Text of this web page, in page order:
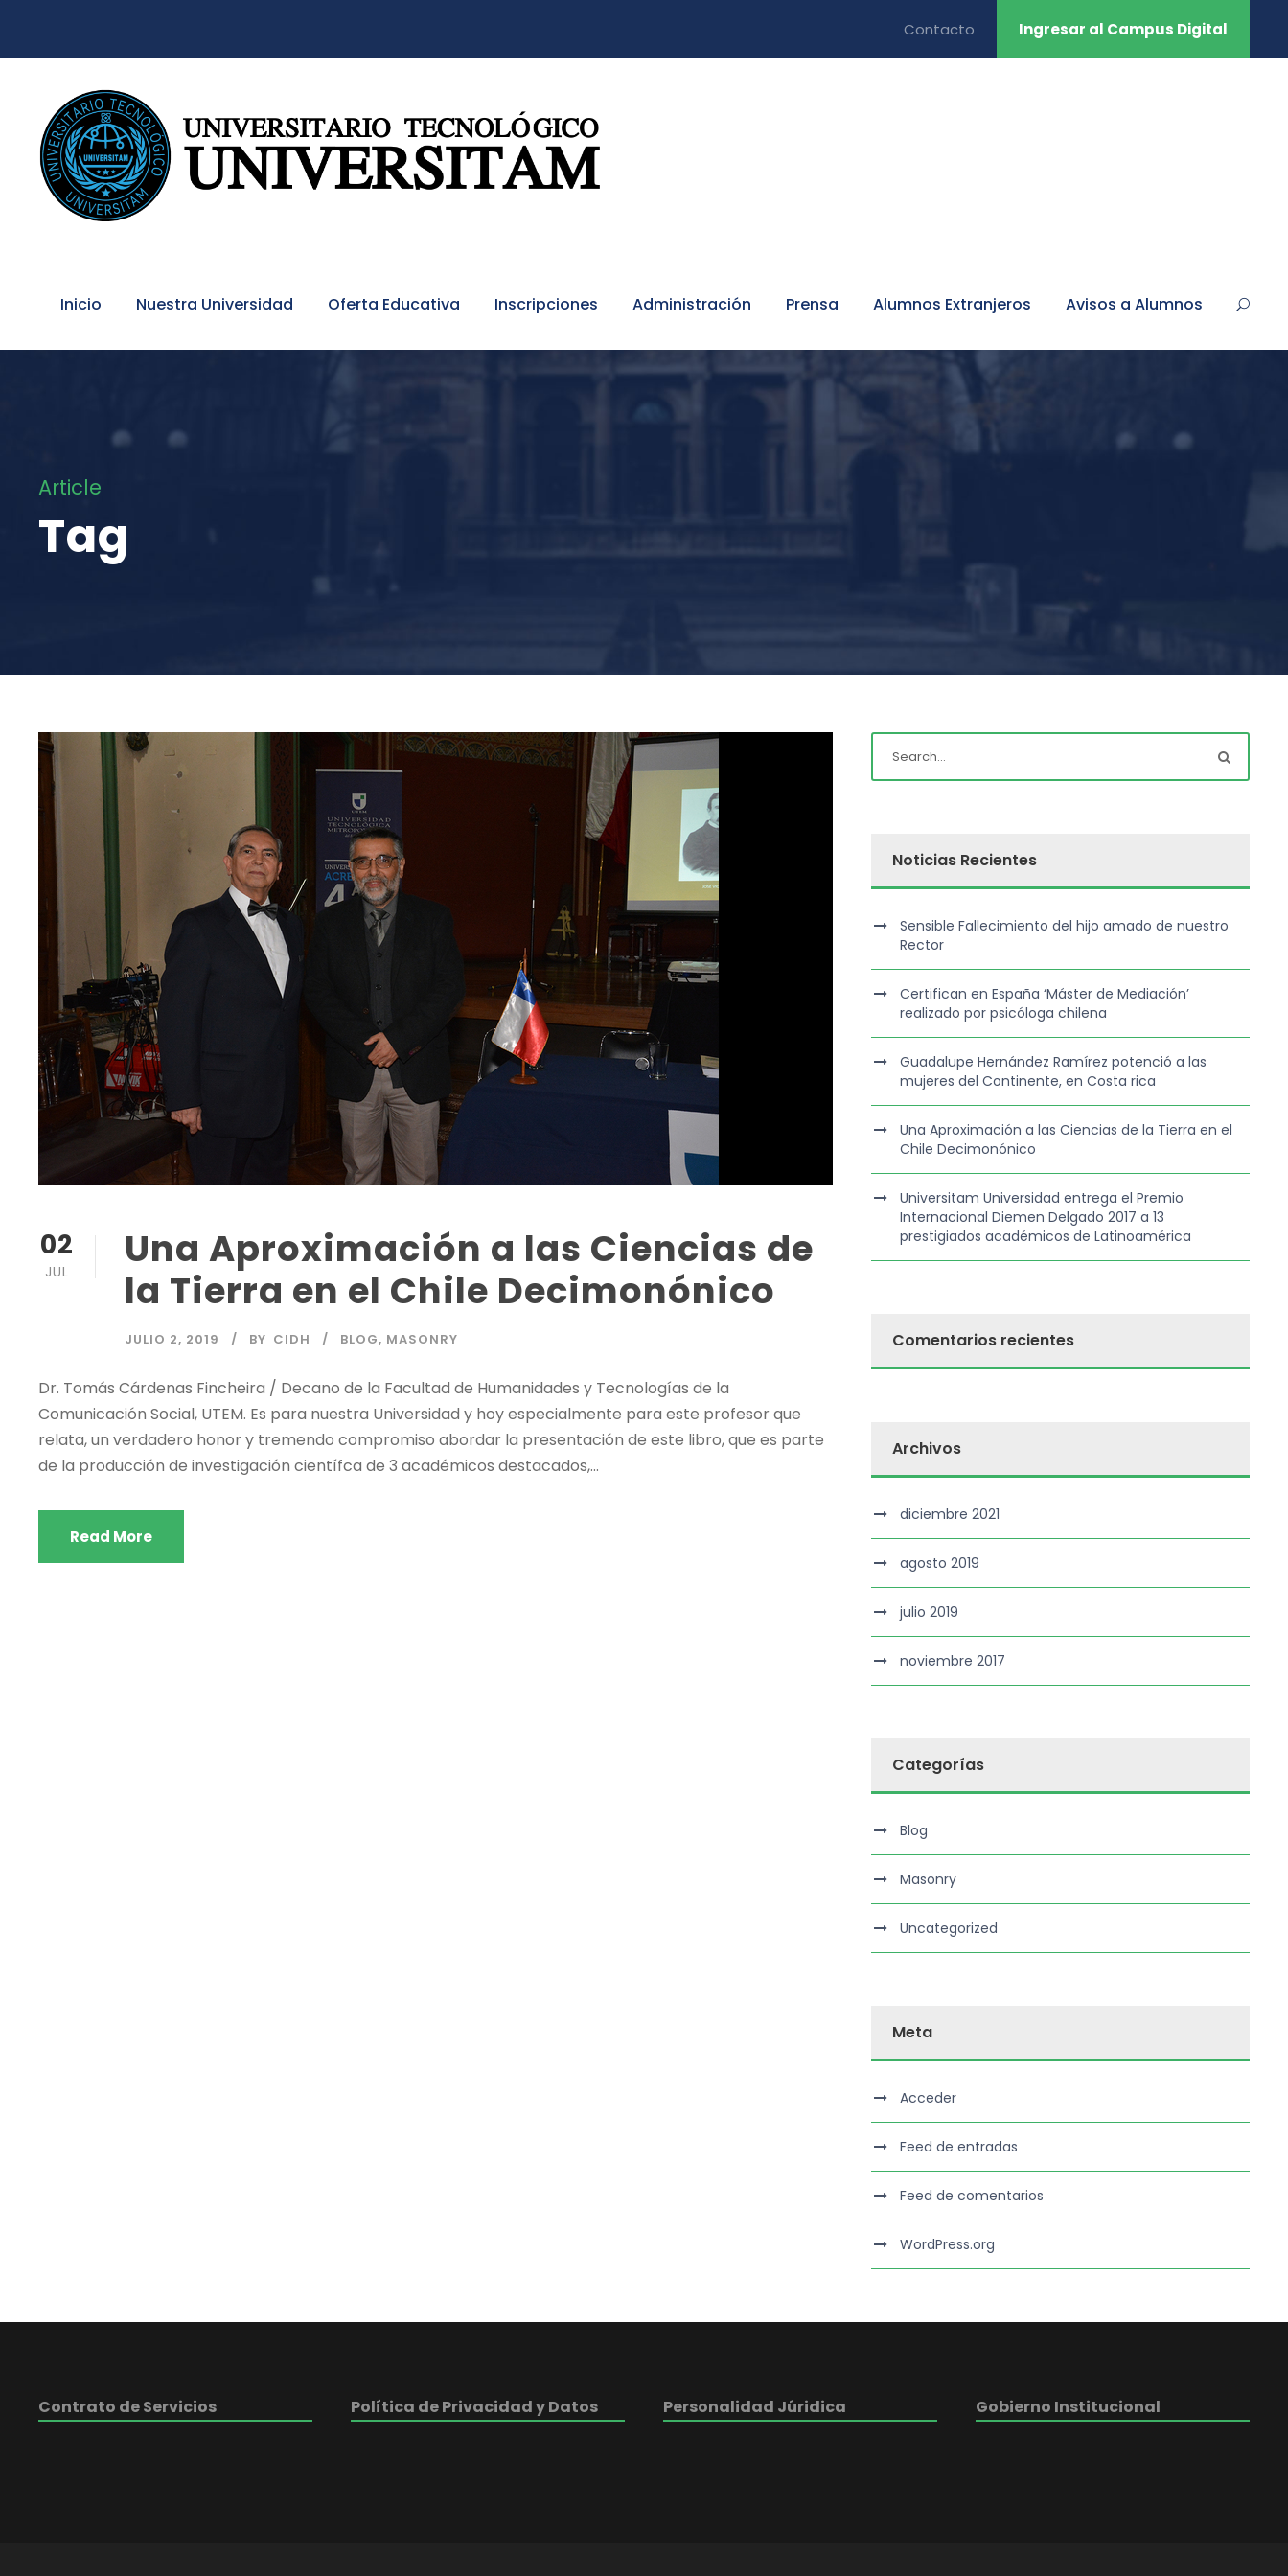
Contacto Ingresar al Campus Digital
Inicio Nuestra Universidad Oferta Educativa Inscripciones Administración Prensa Alumnos Extranjeros Avisos a Alumnos
Article
Tag
02
JUL
Una Aproximación a las Ciencias de
la Tierra en el Chile Decimonónico
JULIO 2, 2019 BY CIDH BLOG, MASONRY
Dr. Tomás Cárdenas Fincheira / Decano de la Facultad de Humanidades y Tecnologías de la
Comunicación Social, UTEM. Es para nuestra Universidad y hoy especialmente para este profesor que
relata, un verdadero honor y tremendo compromiso abordar la presentación de este libro, que es parte
de la producción de investigación científca de 3 académicos destacados,...
Read More
Noticias Recientes
Sensible Fallecimiento del hijo amado de nuestro
Rector
Certifican en España ‘Máster de Mediación’
realizado por psicóloga chilena
Guadalupe Hernández Ramírez potenció a las
mujeres del Continente, en Costa rica
Una Aproximación a las Ciencias de la Tierra en el
Chile Decimonónico
Universitam Universidad entrega el Premio
Internacional Diemen Delgado 2017 a 13
prestigiados académicos de Latinoamérica
Comentarios recientes
Archivos
diciembre 2021
agosto 2019
julio 2019
noviembre 2017
Categorías
Blog
Masonry
Uncategorized
Meta
Acceder
Feed de entradas
Feed de comentarios
WordPress.org
Contrato de Servicios Política de Privacidad y Datos Personalidad Júridica Gobierno Institucional